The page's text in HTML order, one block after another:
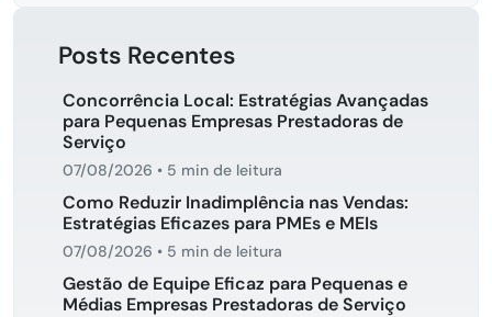
Posts Recentes
Concorrência Local: Estratégias Avançadas
para Pequenas Empresas Prestadoras de
Serviço
07/08/2026 • 5 min de leitura
Como Reduzir Inadimplência nas Vendas:
Estratégias Eficazes para PMEs e MEIs
07/08/2026 • 5 min de leitura
Gestão de Equipe Eficaz para Pequenas e
Médias Empresas Prestadoras de Serviço